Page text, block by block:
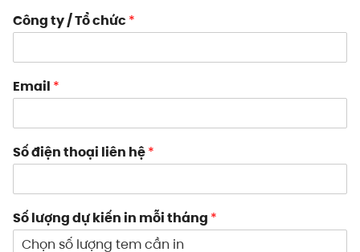
Công ty / Tổ chức *
Email *
Số điện thoại liên hệ*
Số lượng dự kiến in mỗi tháng *